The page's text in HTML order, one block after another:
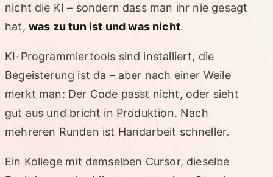
nicht die KI – sondern dass man ihr nie gesagt
hat, was zu tun ist und was nicht.
KI-Programmiertools sind installiert, die
Begeisterung ist da – aber nach einer Weile
merkt man: Der Code passt nicht, oder sieht
gut aus und bricht in Produktion. Nach
mehreren Runden ist Handarbeit schneller.
Ein Kollege mit demselben Cursor, dieselbe